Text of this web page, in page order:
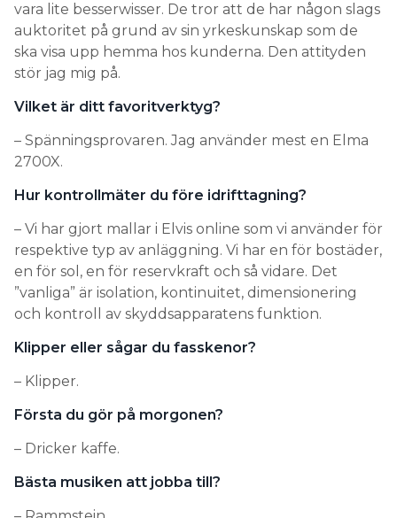
vara lite besserwisser. De tror att de har någon slags
auktoritet på grund av sin yrkeskunskap som de
ska visa upp hemma hos kunderna. Den attityden
stör jag mig på.
Vilket är ditt favoritverktyg?
– Spänningsprovaren. Jag använder mest en Elma
2700X.
Hur kontrollmäter du före idrifttagning?
– Vi har gjort mallar i Elvis online som vi använder för
respektive typ av anläggning. Vi har en för bostäder,
en för sol, en för reservkraft och så vidare. Det
”vanliga” är isolation, kontinuitet, dimensionering
och kontroll av skyddsapparatens funktion.
Klipper eller sågar du fasskenor?
– Klipper.
Första du gör på morgonen?
– Dricker kaffe.
Bästa musiken att jobba till?